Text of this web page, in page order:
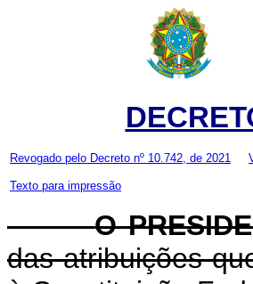
Revogado pelo Decreto nº 10.742, de 2021
Texto para impressão
O
das atribuições